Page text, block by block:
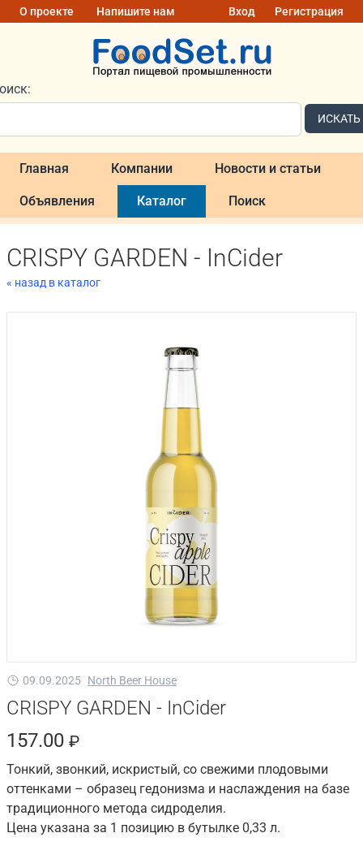
О проекте Напишите нам Вход Регистрация
ИСКАТЬ
Главная Компании Новости и статьи
Объявления Каталог Поиск
CRISPY GARDEN - InCider
« назад в каталог
09.09.2025 North Beer House
CRISPY GARDEN - InCider
157.00 ₽
Тонкий, звонкий, искристый, со свежими плодовыми
оттенками – образец гедонизма и наслаждения на базе
традиционного метода сидроделия.
Цена указана за 1 позицию в бутылке 0,33 л.